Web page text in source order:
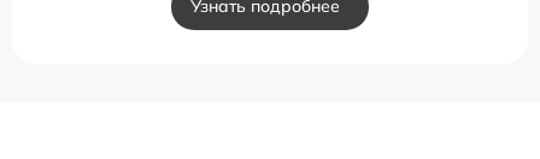
Узнать подробнее